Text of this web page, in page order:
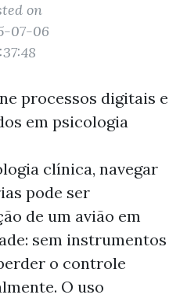
on
07-06
processos digitais e
em psicologia
clínica, navegar
pode ser
de um avião em
sem instrumentos
o controle
O uso